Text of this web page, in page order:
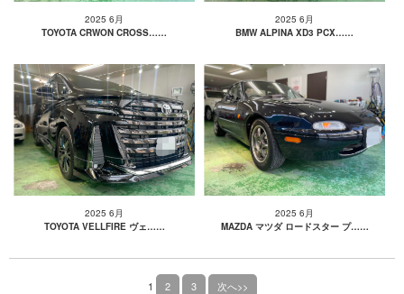
2025 6月
TOYOTA CRWON CROSS……
2025 6月
BMW ALPINA XD3 PCX……
2025 6月
TOYOTA VELLFIRE ヴェ……
2025 6月
MAZDA マツダ ロードスター プ……
1 2 3 次へ>>